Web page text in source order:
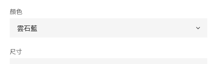
顏色
尺寸